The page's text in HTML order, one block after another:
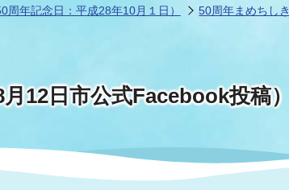
税金
教育委員会
障がい者福祉
医療センター
けページ 観光スポット
支払・請求
き ふるさと寄附金
年記念日：平成28年10月１日）
50周年まめちしき
12日市公式Facebook投稿）